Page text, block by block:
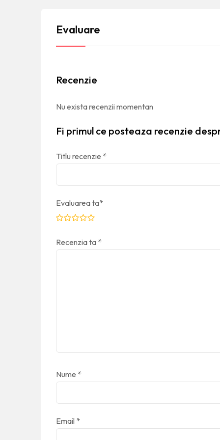
Evaluare
Recenzie
Nu exista recenzii momentan
Fi primul ce posteaza recenzie
Titlu recenzie *
Evaluarea ta*
Recenzia ta *
Nume *
Email *